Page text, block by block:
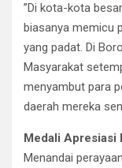
​”Di kota-kota
biasanya memicu
yang padat. Di
Masyarakat
menyambut para
daerah mereka
​Medali Apresiasi
​Menandai